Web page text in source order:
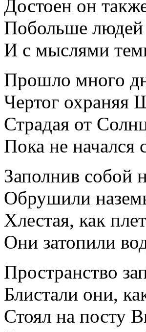
Достоен он
Побольше людей
И с мыслями
Прошло много
Чертог охраняя
Страдая от
Пока не начался
Заполнив собой
Обрушили
Хлестая, как
Они затопили
Пространство
Блистали они,
Стоял на посту